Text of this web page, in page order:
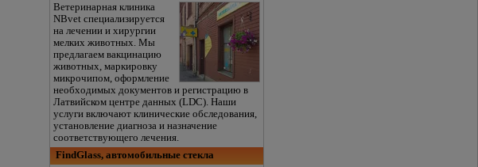
Ветеринарная клиника
NBvet специализируется
на лечении и хирургии
мелких животных. Мы
предлагаем вакцинацию
животных, маркировку
микрочипом, оформление
необходимых документов и регистрацию в
Латвийском центре данных (LDC). Наши
услуги включают клинические обследования,
установление диагноза и назначение
соответствующего лечения.
FindGlass, автомобильные стекла